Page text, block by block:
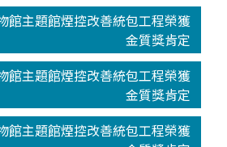
館主題館煙控改善統包工程榮獲
金質獎肯定
館主題館煙控改善統包工程榮獲
金質獎肯定
館主題館煙控改善統包工程榮獲